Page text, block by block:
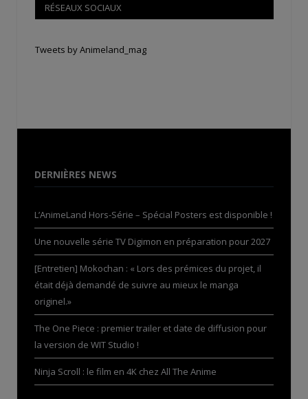
RÉSEAUX SOCIAUX
Tweets by Animeland_mag
DERNIÈRES NEWS
L’AnimeLand Hors-Série – Spécial Posters est disponible !
Une nouvelle série TV Digimon en préparation pour 2027
[Entretien] Mokochan : « Lors des prémices du projet, il
était déjà demandé de suivre au mieux le manga
originel.»
The One Piece : premier trailer et date de diffusion pour
la version de WIT Studio !
Ninja Scroll : le film en 4K chez All The Anime